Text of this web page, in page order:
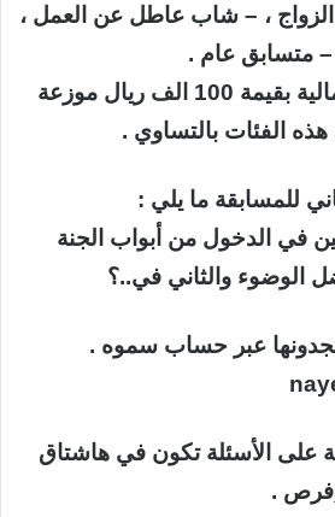
، – شاب عاطل عن العمل ،
متسابق عام .
وقد خصصت جوائز مالية بقيمة 100 الف ريال موزعة
الفئات بالتساوي .
للمسابقة ما يلي :
في الدخول من أبواب الجنة
الوضوء والثاني في..؟
عبر حساب سموه .
على الأسئلة تكون في هاشتاق
.